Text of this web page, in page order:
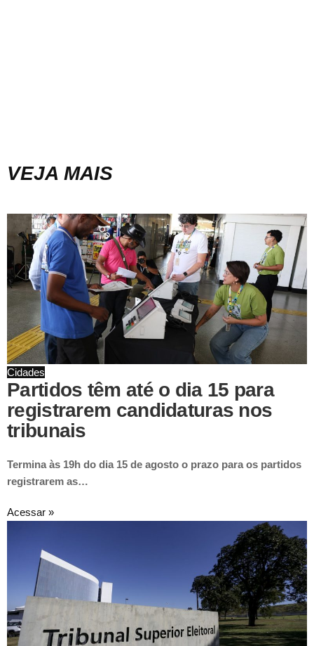
VEJA MAIS
Cidades
Partidos têm até o dia 15 para
registrarem candidaturas nos
tribunais
Termina às 19h do dia 15 de agosto o prazo para os partidos
registrarem as…
Acessar »